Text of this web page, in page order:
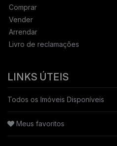
Comprar
Vender
Arrendar
Livro de reclamações
LINKS ÚTEIS
Todos os Imóveis Disponíveis
Meus favoritos